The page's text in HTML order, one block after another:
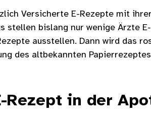
Versicherte E-Rezepte mit
stellen bislang nur wenige Ärzte
ausstellen. Dann wird das
des altbekannten
Rezept in der